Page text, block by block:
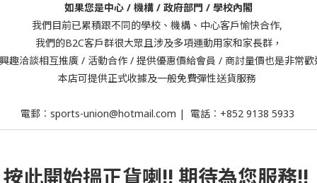
如果您是中心 / 機構 / 政府部門 / 學校內閣
我們目前已累積跟不同的學校、機構、中心客戶愉快合作,
我們的B2C客戶群很大眾且涉及多項運動用家和家長群，
趣洽談相互推廣 / 活動合作 / 提供優惠價給會員 / 商討量價也是非常歡
本店可提供正式收據及一般免費彈性送貨服務
電郵︰sports-union@hotmail.com | 電話︰+852 9138 5933
按此開始搵正貨喇!! 期待為您服務!!